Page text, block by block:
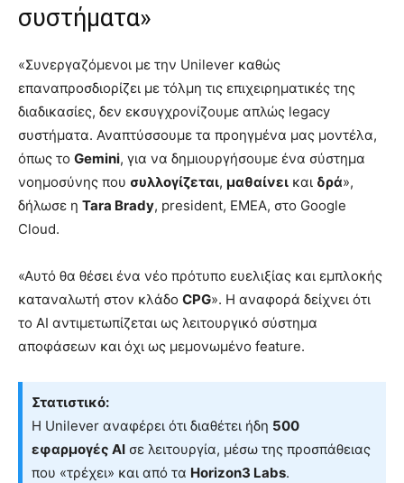
συστήματα»
«Συνεργαζόμενοι με την Unilever καθώς
επαναπροσδιορίζει με τόλμη τις επιχειρηματικές της
διαδικασίες, δεν εκσυγχρονίζουμε απλώς legacy
συστήματα. Αναπτύσσουμε τα προηγμένα μας μοντέλα,
όπως το Gemini, για να δημιουργήσουμε ένα σύστημα
νοημοσύνης που συλλογίζεται, μαθαίνει και δρά»,
δήλωσε η Tara Brady, president, EMEA, στο Google
Cloud.
«Αυτό θα θέσει ένα νέο πρότυπο ευελιξίας και εμπλοκής
καταναλωτή στον κλάδο CPG». Η αναφορά δείχνει ότι
το AI αντιμετωπίζεται ως λειτουργικό σύστημα
αποφάσεων και όχι ως μεμονωμένο feature.
Στατιστικό:
Η Unilever αναφέρει ότι διαθέτει ήδη 500
εφαρμογές AI σε λειτουργία, μέσω της προσπάθειας
που «τρέχει» και από τα Horizon3 Labs.